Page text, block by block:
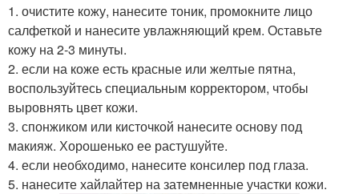
1. очистите кожу, нанесите тоник, промокните лицо
салфеткой и нанесите увлажняющий крем. Оставьте
кожу на 2-3 минуты.
2. если на коже есть красные или желтые пятна,
воспользуйтесь специальным корректором, чтобы
выровнять цвет кожи.
3. спонжиком или кисточкой нанесите основу под
макияж. Хорошенько ее растушуйте.
4. если необходимо, нанесите консилер под глаза.
5. нанесите хайлайтер на затемненные участки кожи.